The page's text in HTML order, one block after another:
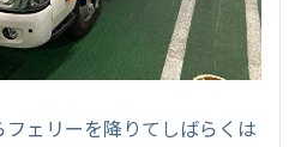
ェリーを降りてしばらくは